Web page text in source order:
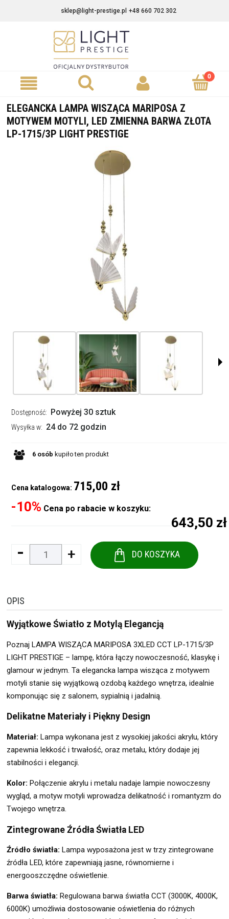
sklep@light-prestige.pl +48 660 702 302
ELEGANCKA LAMPA WISZĄCA MARIPOSA Z
MOTYWEM MOTYLI, LED ZMIENNA BARWA ZŁOTA
LP-1715/3P LIGHT PRESTIGE
Dostępność: Powyżej 30 sztuk
Wysyłka w: 24 do 72 godzin
6 osób kupiłoten produkt
Cena katalogowa: 715,00 zł
-10% Cena po rabacie w koszyku:
643,50 zł
- + DO KOSZYKA
OPIS
Wyjątkowe Światło z Motylą Elegancją
Poznaj LAMPA WISZĄCA MARIPOSA 3XLED CCT LP-1715/3P
LIGHT PRESTIGE – lampę, która łączy nowoczesność, klasykę i
glamour w jednym. Ta elegancka lampa wisząca z motywem
motyli stanie się wyjątkową ozdobą każdego wnętrza, idealnie
komponując się z salonem, sypialnią i jadalnią.
Delikatne Materiały i Piękny Design
Materiał: Lampa wykonana jest z wysokiej jakości akrylu, który
zapewnia lekkość i trwałość, oraz metalu, który dodaje jej
stabilności i elegancji.
Kolor: Połączenie akrylu i metalu nadaje lampie nowoczesny
wygląd, a motyw motyli wprowadza delikatność i romantyzm do
Twojego wnętrza.
Zintegrowane Źródła Światła LED
Źródło światła: Lampa wyposażona jest w trzy zintegrowane
źródła LED, które zapewniają jasne, równomierne i
energooszczędne oświetlenie.
Barwa światła: Regulowana barwa światła CCT (3000K, 4000K,
6000K) umożliwia dostosowanie oświetlenia do różnych